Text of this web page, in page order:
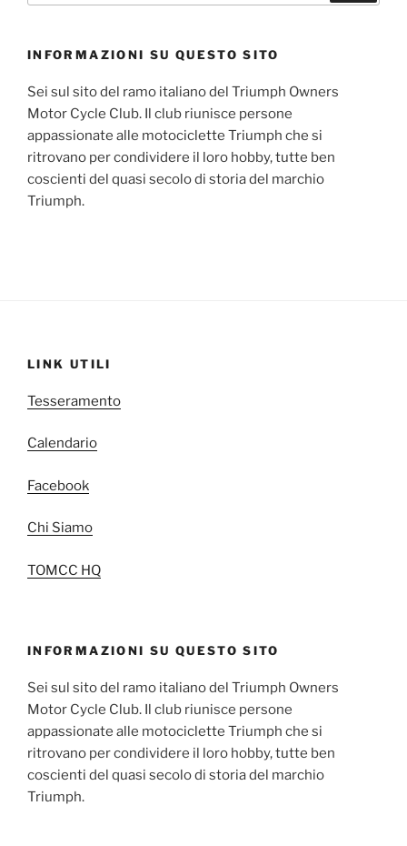
INFORMAZIONI SU QUESTO SITO
Sei sul sito del ramo italiano del Triumph Owners
Motor Cycle Club. Il club riunisce persone
appassionate alle motociclette Triumph che si
ritrovano per condividere il loro hobby, tutte ben
coscienti del quasi secolo di storia del marchio
Triumph.
LINK UTILI
Tesseramento
Calendario
Facebook
Chi Siamo
TOMCC HQ
INFORMAZIONI SU QUESTO SITO
Sei sul sito del ramo italiano del Triumph Owners
Motor Cycle Club. Il club riunisce persone
appassionate alle motociclette Triumph che si
ritrovano per condividere il loro hobby, tutte ben
coscienti del quasi secolo di storia del marchio
Triumph.